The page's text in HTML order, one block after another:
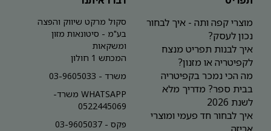
סקול מרקט שיווק והפצה
בע"מ - סיטונאות מזון
ומשקאות
המכתש 1 חולון
משרד - 03-9605033
WHATSAPP משרד-
0522445069
פקס - 03-9605037
מוצרי קפה ותה - איך לבחור
נכון לעסק?
איך לבנות תפריט מנצח
לקפיטריה או מזנון?
מה הכי נמכר בקפיטריה
בבית ספר? מדריך מלא
לשנת 2026
איך לבחור חד פעמי ומוצרי